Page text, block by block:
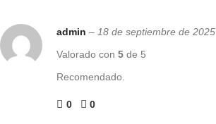
admin – 18 de septiembre de 2025
Valorado con 5 de 5
Recomendado.
0 0